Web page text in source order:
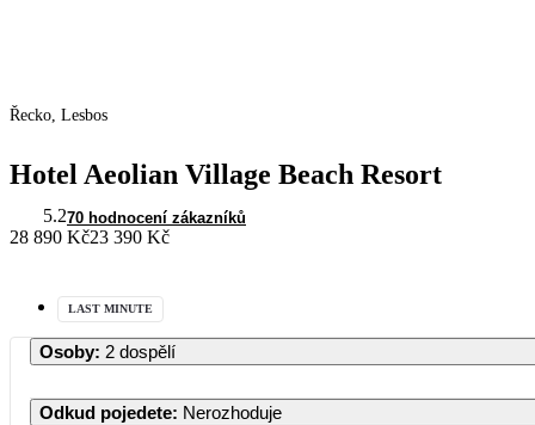
Řecko, Lesbos
Hotel Aeolian Village Beach Resort
5.270 hodnocení zákazníků
28 890 Kč23 390 Kč
LAST MINUTE
Osoby: 2 dospělí
Odkud pojedete: Nerozhoduje